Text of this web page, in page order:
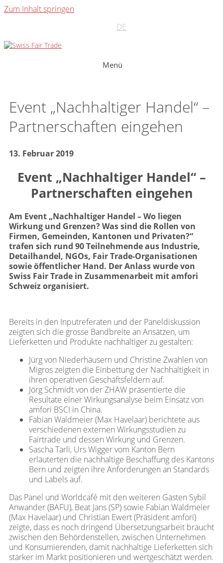
Zum Inhalt springen
DE
Menü
Event „Nachhaltiger Handel“ –
Partnerschaften eingehen
13. Februar 2019
Event „Nachhaltiger Handel“ –
Partnerschaften eingehen
Am Event „Nachhaltiger Handel – Wo liegen
Wirkung und Grenzen? Was sind die Rollen von
Firmen, Gemeinden, Kantonen und Privaten?“
trafen sich rund 90 Teilnehmende aus Industrie,
Detailhandel, NGOs, Fair Trade-Organisationen
sowie öffentlicher Hand. Der Anlass wurde von
Swiss Fair Trade in Zusammenarbeit mit amfori
Schweiz organisiert.
Bereits in den Inputreferaten und der Paneldiskussion
zeigten sich die grosse Bandbreite an Ansätzen, um
Lieferketten und Produkte nachhaltiger zu gestalten:
Jürg von Niederhäusern und Christine Zwahlen von
Migros zeigten die Einbettung der Nachhaltigkeit in
ihren operativen Geschäftsfeldern auf.
Jörg Schmidt von der ZHAW präsentierte die
Resultate einer Wirkungsanalyse beim Einsatz von
amfori BSCI in China.
Fabian Waldmeier (Max Havelaar) berichtete aus
verschiedenen externen Wirkungsstudien zu
Fairtrade und dessen Wirkung und Grenzen.
Sascha Tarli, Urs Wigger vom Kanton Bern
erläuterten die nachhaltige Beschaffung des Kantons
Bern und zeigten ihre Anforderungen an Standards
und Labels auf.
Das Panel und Worldcafé mit den weiteren Gästen Sybil
Anwander (BAFU), Beat Jans (SP) sowie Fabian Waldmeier
(Max Havelaar) und Christian Ewert (Präsident amfori)
zeigte, dass es noch dringend Übersetzungsarbeit braucht
zwischen den Behördenstellen, zwischen Unternehmen
und Konsumierenden, damit nachhaltige Lieferketten sich
stärker im Markt positionieren und wertgeschätzt werden.